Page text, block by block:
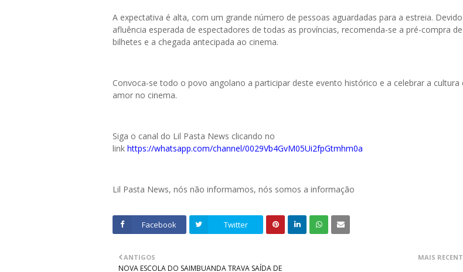
A expectativa é alta, com um grande número de pessoas aguardadas para a estreia.
afluência esperada de espectadores de todas as províncias, recomenda-se a pré-compra de
bilhetes e a chegada antecipada ao cinema.
Convoca-se todo o povo angolano a participar deste evento histórico e a celebrar a cultura
amor no cinema.
Siga o canal do Lil Pasta News clicando no
link https://whatsapp.com/channel/0029Vb4GvM05Ui2fpGtmhm0a
Lil Pasta News, nós não informamos, nós somos a informação
Facebook Twitter
MAIS
ANTIGOS
NOVA ESCOLA DO SAIMBUANDA TRAVA SAÍDA DE